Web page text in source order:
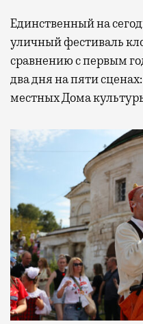
Единственный на
уличный фестиваль
сравнению с первым
два дня на пяти
местных Дома